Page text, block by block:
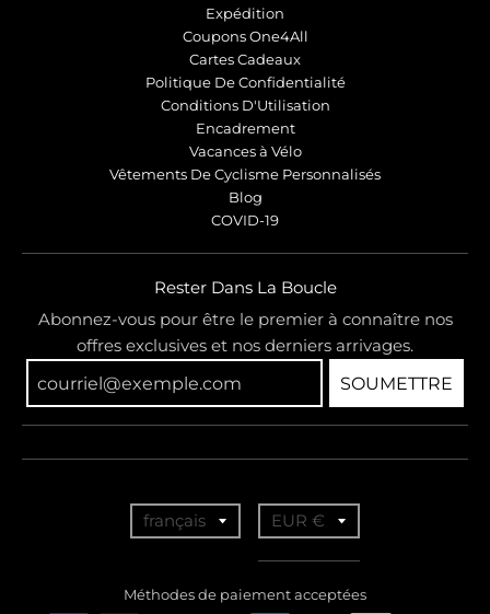
Expédition
Coupons One4All
Cartes Cadeaux
Politique De Confidentialité
Conditions D'Utilisation
Encadrement
Vacances à Vélo
Vêtements De Cyclisme Personnalisés
Blog
COVID-19
Rester Dans La Boucle
Abonnez-vous pour être le premier à connaître nos
offres exclusives et nos derniers arrivages.
SOUMETTRE
a
français
a
EUR €
Méthodes de paiement acceptées